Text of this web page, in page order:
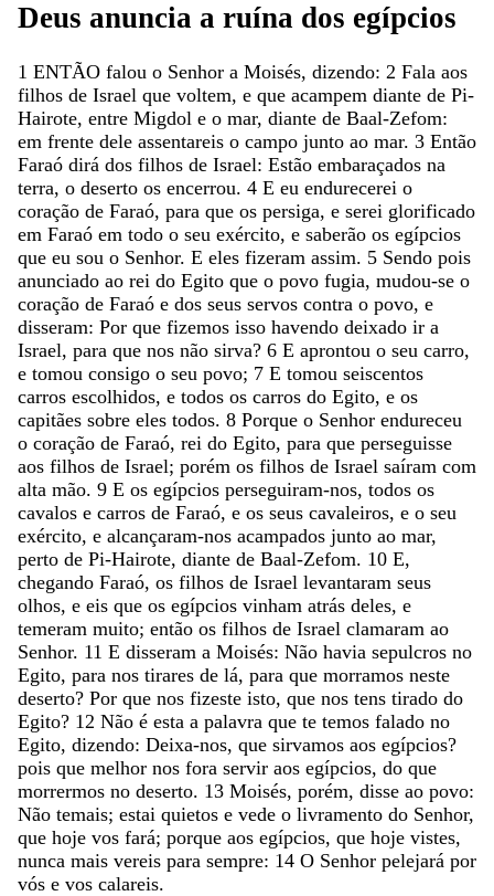
Deus anuncia a ruína dos egípcios
1 ENTÃO falou o Senhor a Moisés, dizendo: 2 Fala aos
filhos de Israel que voltem, e que acampem diante de Pi-
Hairote, entre Migdol e o mar, diante de Baal-Zefom:
em frente dele assentareis o campo junto ao mar. 3 Então
Faraó dirá dos filhos de Israel: Estão embaraçados na
terra, o deserto os encerrou. 4 E eu endurecerei o
coração de Faraó, para que os persiga, e serei glorificado
em Faraó em todo o seu exército, e saberão os egípcios
que eu sou o Senhor. E eles fizeram assim. 5 Sendo pois
anunciado ao rei do Egito que o povo fugia, mudou-se o
coração de Faraó e dos seus servos contra o povo, e
disseram: Por que fizemos isso havendo deixado ir a
Israel, para que nos não sirva? 6 E aprontou o seu carro,
e tomou consigo o seu povo; 7 E tomou seiscentos
carros escolhidos, e todos os carros do Egito, e os
capitães sobre eles todos. 8 Porque o Senhor endureceu
o coração de Faraó, rei do Egito, para que perseguisse
aos filhos de Israel; porém os filhos de Israel saíram com
alta mão. 9 E os egípcios perseguiram-nos, todos os
cavalos e carros de Faraó, e os seus cavaleiros, e o seu
exército, e alcançaram-nos acampados junto ao mar,
perto de Pi-Hairote, diante de Baal-Zefom. 10 E,
chegando Faraó, os filhos de Israel levantaram seus
olhos, e eis que os egípcios vinham atrás deles, e
temeram muito; então os filhos de Israel clamaram ao
Senhor. 11 E disseram a Moisés: Não havia sepulcros no
Egito, para nos tirares de lá, para que morramos neste
deserto? Por que nos fizeste isto, que nos tens tirado do
Egito? 12 Não é esta a palavra que te temos falado no
Egito, dizendo: Deixa-nos, que sirvamos aos egípcios?
pois que melhor nos fora servir aos egípcios, do que
morrermos no deserto. 13 Moisés, porém, disse ao povo:
Não temais; estai quietos e vede o livramento do Senhor,
que hoje vos fará; porque aos egípcios, que hoje vistes,
nunca mais vereis para sempre: 14 O Senhor pelejará por
vós e vos calareis.